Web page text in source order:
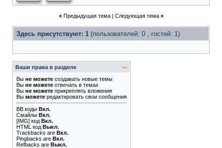
« Предыдущая тема| Следующая тема »
Здесь присутствуют: 1 (пользователей: 0 , гостей: 1)
Ваши права в разделе
Вы не можете создавать новые темы
Вы не можете отвечать в темах
Вы не можете прикреплять вложения
Вы можете редактировать свои сообщения
BB коды Вкл.
Смайлы Вкл.
[IMG] код Вкл.
HTML код Выкл.
Trackbacks are Вкл.
Pingbacks are Вкл.
Refbacks are Выкл.